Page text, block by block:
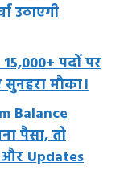
उठाएगी
पदों पर
सुनहरा मौका।
Balance
पैसा, तो
और Updates